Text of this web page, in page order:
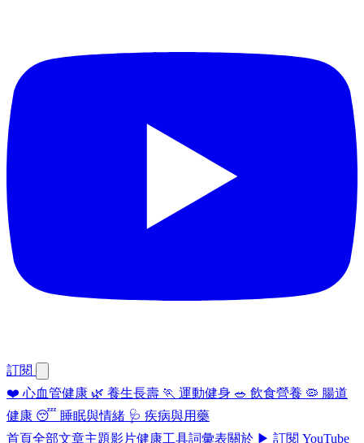
訂閱
❤️ 心血管健康 🌿 養生長壽 🏃 運動健身 🥗 飲食營養 🦠 腸道
健康 😴 睡眠與情緒 🩺 疾病與用藥
首頁全部文章主題影片健康工具詞彙表關於 ▶ 訂閱 YouTube